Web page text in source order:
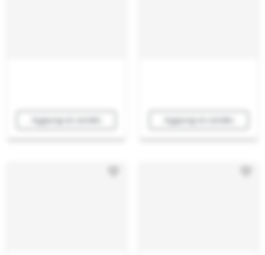
Aggiungi al carrello Aggiungi al carrello